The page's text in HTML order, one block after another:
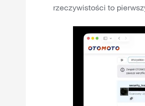
rzeczywistości to